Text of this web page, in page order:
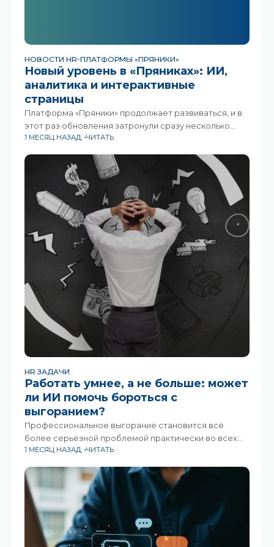
НОВОСТИ HR-ПЛАТФОРМЫ «ПРЯНИКИ»
Новый уровень в «Пряниках»: ИИ,
аналитика и интерактивные
страницы
Платформа «Пряники» продолжает развиваться, и в
этот раз обновления затронули сразу несколько
направлений. Искусственный интеллект помогает
страницы стало ещё проще, а HR-аналитика теперь
доступна всем пользователям
1 МЕСЯЦ НАЗАД ЧИТАТЬ
HR ЗАДАЧИ
Работать умнее, а не больше: может
ли ИИ помочь бороться с
выгоранием?
Профессиональное выгорание становится всё
более серьёзной проблемой практически во всех
отраслях. При этом искусственный интеллект
решению.Всемирная организация здравоохранения
признаёт выгорание «профессиональным
феноменом». Это уже
1 МЕСЯЦ НАЗАД ЧИТАТЬ